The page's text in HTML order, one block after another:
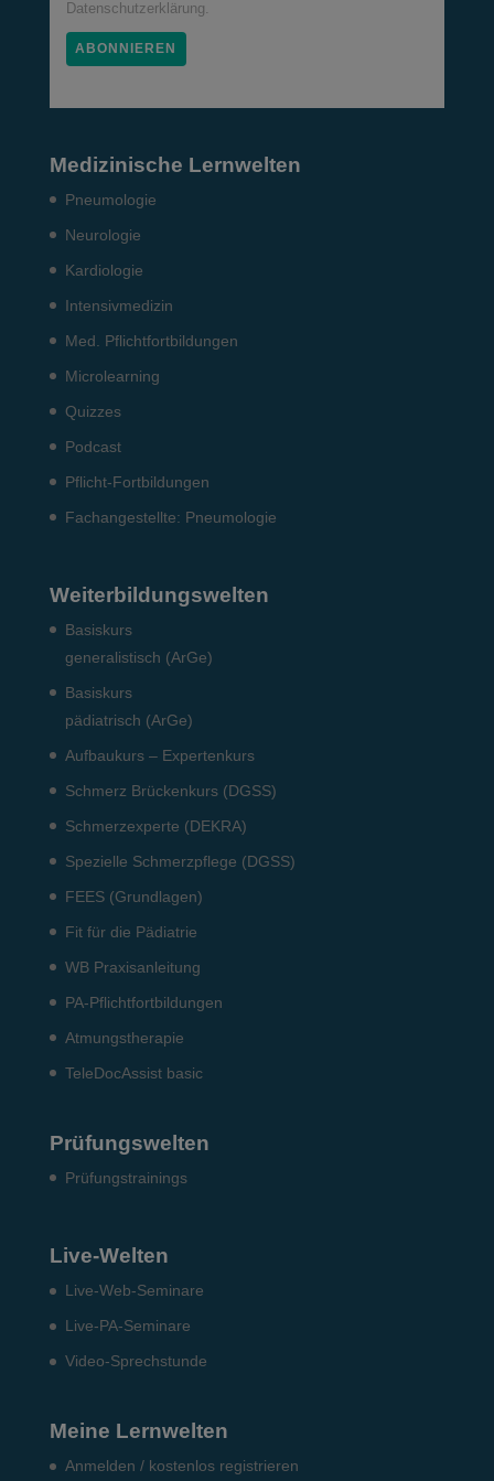
Datenschutzerklärung.
Medizinische Lernwelten
Pneumo­logie
Neurologie
Kardiologie
Intensiv­medizin
Med. Pflichtfort­bildun­gen
Microlearning
Quizzes
Podcast
Pflicht-Fort­bildun­gen
Fach­angestellte: Pneumo­logie
Weiterbildungswelten
Basiskurs
generalistisch (ArGe)
Basiskurs
pädiatrisch (ArGe)
Aufbaukurs – Expertenkurs
Schmerz Brückenkurs (DGSS)
Schmerzexperte (DEKRA)
Spezielle Schmerzpflege (DGSS)
FEES (Grundlagen)
Fit für die Pädiatrie
WB Praxisanleitung
PA-Pflichtfortbildungen
Atmungstherapie
TeleDocAssist basic
Prüfungswelten
Prü­fungs­trai­nings
Live-Welten
Live-Web-Seminare
Live-PA-Seminare
Video-Sprechstunde
Meine Lernwelten
Anmelden / kostenlos registrieren